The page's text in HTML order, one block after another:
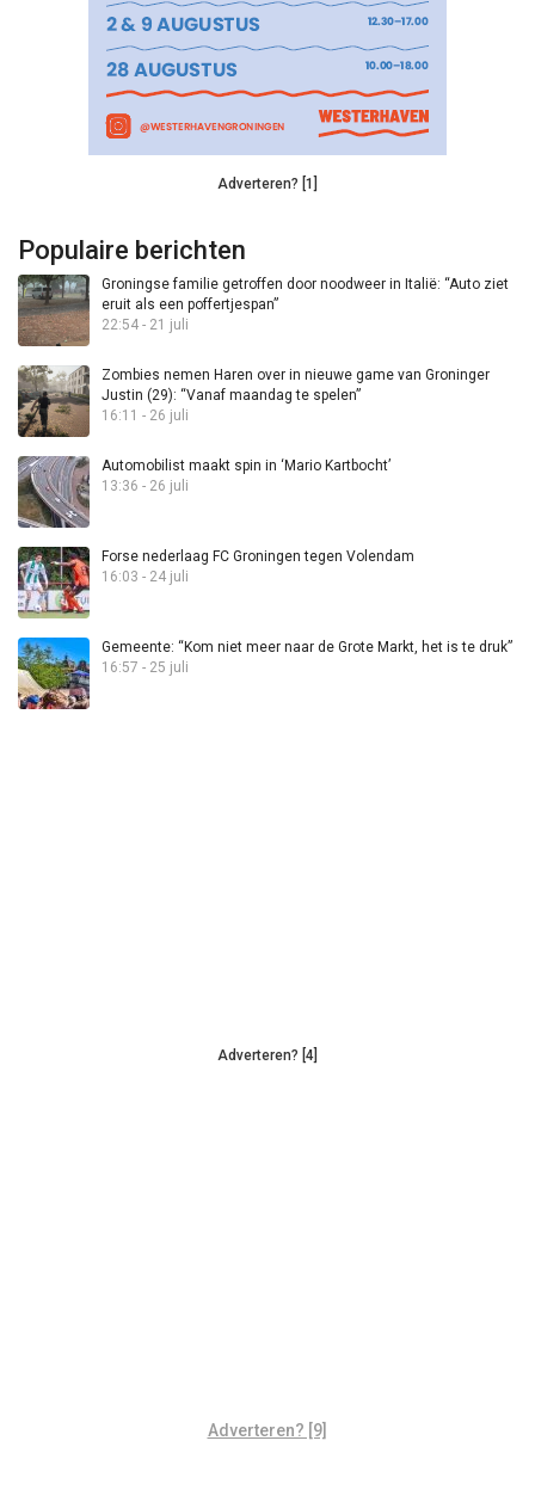
Adverteren? [1]
Populaire berichten
Groningse familie getroffen door noodweer in Italië: “Auto ziet
eruit als een poffertjespan”
22:54 - 21 juli
Zombies nemen Haren over in nieuwe game van Groninger
Justin (29): “Vanaf maandag te spelen”
16:11 - 26 juli
Automobilist maakt spin in ‘Mario Kartbocht’
13:36 - 26 juli
Forse nederlaag FC Groningen tegen Volendam
16:03 - 24 juli
Gemeente: “Kom niet meer naar de Grote Markt, het is te druk”
16:57 - 25 juli
Adverteren? [4]
Adverteren? [9]